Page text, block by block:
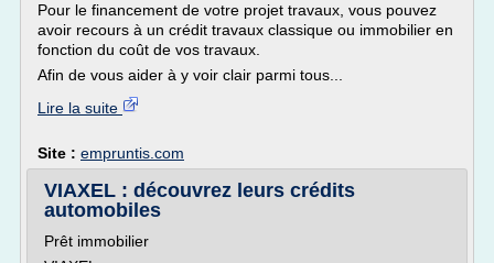
Pour le financement de votre projet travaux, vous pouvez
avoir recours à un crédit travaux classique ou immobilier en
fonction du coût de vos travaux.
Afin de vous aider à y voir clair parmi tous...
Lire la suite
Site : empruntis.com
VIAXEL : découvrez leurs crédits
automobiles
Prêt immobilier